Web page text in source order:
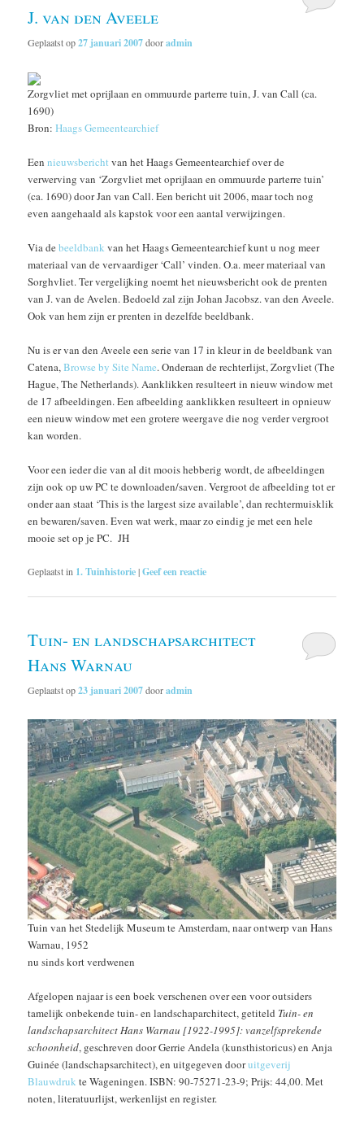
J. van den Aveele
Geplaatst op27 januari 2007dooradmin
Zorgvliet met oprijlaan en ommuurde parterre tuin, J. van Call (ca.
1690)
Bron:Haags Gemeentearchief
Eennieuwsberichtvan het Haags Gemeentearchief over de
verwerving van ‘Zorgvliet met oprijlaan en ommuurde parterre tuin’
(ca. 1690) door Jan van Call. Een bericht uit 2006, maar toch nog
even aangehaald als kapstok voor een aantal verwijzingen.
Via debeeldbank van het Haags Gemeentearchief kunt u nog meer
materiaal van de vervaardiger ‘Call’ vinden. O.a. meer materiaal van
Sorghvliet. Ter vergelijking noemt het nieuwsbericht ook de prenten
van J. van de Avelen. Bedoeld zal zijn Johan Jacobsz. van den Aveele.
Ook van hem zijn er prenten in dezelfde beeldbank.
Nu is er van den Aveele een serie van 17 in kleur in de beeldbank van
Catena,Browse by Site Name. Onderaan de rechterlijst, Zorgvliet (The
Hague, The Netherlands). Aanklikken resulteert in nieuw window met
de 17 afbeeldingen. Een afbeelding aanklikken resulteert in opnieuw
een nieuw window met een grotere weergave die nog verder vergroot
kan worden.
Voor een ieder die van al dit moois hebberig wordt, de afbeeldingen
zijn ook op uw PC te downloaden/saven. Vergroot de afbeelding tot er
onder aan staat ‘This is the largest size available’, dan rechtermuisklik
en bewaren/saven. Even wat werk, maar zo eindig je met een hele
mooie set op je PC. JH
Geplaatst in 1. Tuinhistorie|Geef een reactie
Tuin- en landschapsarchitect
Hans Warnau
Geplaatst op23 januari 2007dooradmin
Tuin van het Stedelijk Museum te Amsterdam, naar ontwerp van Hans
Warnau, 1952
nu sinds kort verdwenen
Afgelopen najaar is een boek verschenen over een voor outsiders
tamelijk onbekende tuin- en landschaparchitect, getiteld Tuin- en
landschapsarchitect Hans Warnau [1922-1995]: vanzelfsprekende
schoonheid, geschreven door Gerrie Andela (kunsthistoricus) en Anja
Guinée (landschapsarchitect), en uitgegeven dooruitgeverij
Blauwdruk te Wageningen. ISBN: 90-75271-23-9; Prijs: 44,00. Met
noten, literatuurlijst, werkenlijst en register.